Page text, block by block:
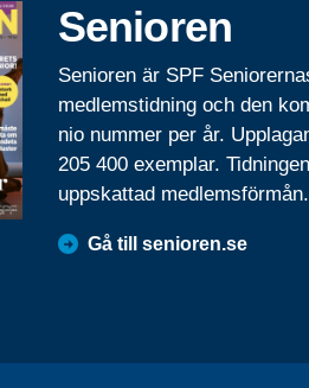
Senioren
Senioren är SPF
medlemstidning och den
nio nummer per år.
205 400 exemplar.
uppskattad medlemsförmån.
Gå till senioren.se